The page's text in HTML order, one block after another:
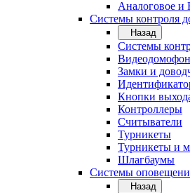
Аналоговое и
Системы контроля
Назад
Системы
Замки и
Кнопки
Контроллеры
Считыватели
Турникеты
Турникеты и
Шлагбаумы
Системы
Назад